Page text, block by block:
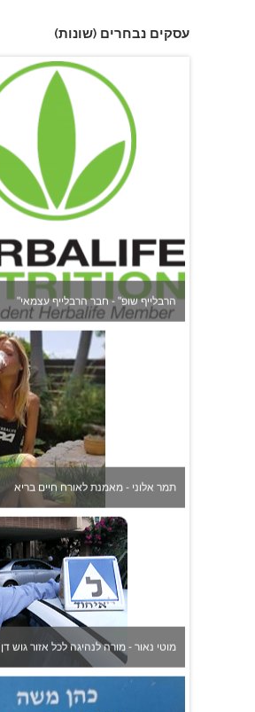
עסקים נבחרים (שונות)
"הרבלייף שופ" - חבר הרבלייף עצמאי
תמר אלוני - מאמנת לאורח חיים בריא
מוטי נאור - מורה לנהיגה לכל אזור גוש דן
משה כהן - מורה לנהיגה בהרצליה